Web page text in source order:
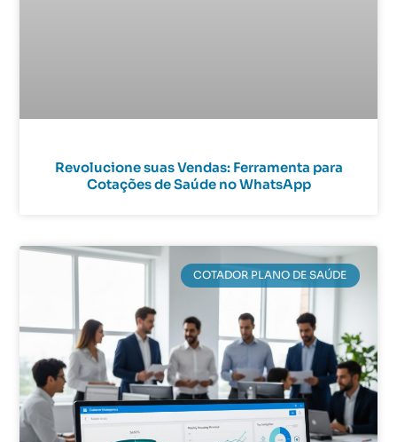
Revolucione suas Vendas: Ferramenta para
Cotações de Saúde no WhatsApp
COTADOR PLANO DE SAÚDE